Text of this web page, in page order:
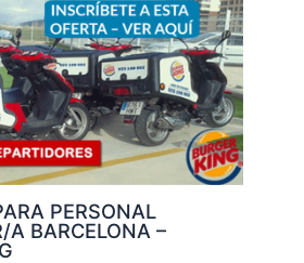
PERSONAL
A BARCELONA –